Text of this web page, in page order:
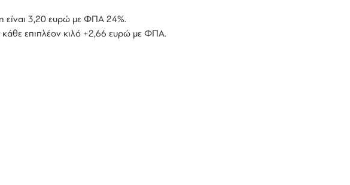
είναι 3,20 ευρώ με ΦΠΑ 24%.
κάθε επιπλέον κιλό +2,66 ευρώ με ΦΠΑ.